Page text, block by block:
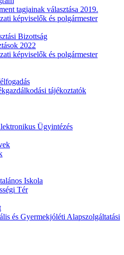
tagjainak választása 2019.
képviselők és polgármester
Bizottság
2022
képviselők és polgármester
tájékoztatók
Ügyintézés
Iskola
Tér
és Gyermekjóléti Alapszolgáltatási